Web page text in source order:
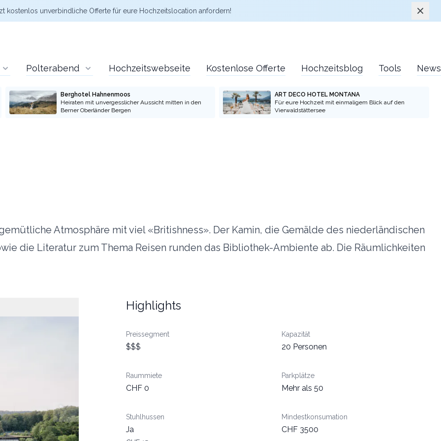
kostenlos unverbindliche Offertefür eure Hochzeitslocation anfordern!
Polterabend Hochzeitswebseite Kostenlose Offerte Hochzeitsblog Tools News
Berghotel Hahnenmoos
Heiraten mit unvergesslicher Aussicht mitten in den
Berner Oberländer Bergen
ART DECO HOTEL MONTANA
Für eure Hochzeit mit einmaligem Blick auf den
Vierwaldstättersee
Atmosphäre mit viel «Britishness». Der Kamin, die Gemälde des niederländischen
die Literatur zum Thema Reisen runden das Bibliothek-Ambiente ab. Die Räumlichkeiten
Highlights
Preissegment
$$$
Kapazität
20 Personen
Raummiete
CHF 0
Parkplätze
Mehr als 50
Stuhlhussen
Ja
Mindestkonsumation
CHF 3500